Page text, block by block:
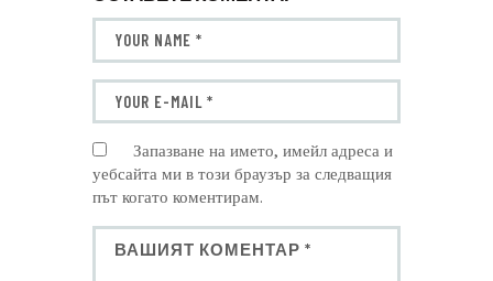
Запазване на името, имейл адреса и
уебсайта ми в този браузър за следващия
път когато коментирам.